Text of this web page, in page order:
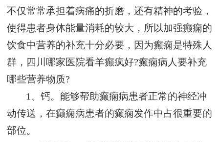
不仅常常承担着病痛的折磨，还有精神的考验，
使得患者身体能量消耗的较大，所以加强癫痫的
饮食中营养的补充十分必要，因为癫痫是特殊人
群，四川哪家医院看羊癫疯好?癫痫病人要补充
哪些营养物质?
1、钙。能够帮助癫痫病患者正常的神经冲
动传送，在癫痫病患者的癫痫发作中占很重要的
部位。